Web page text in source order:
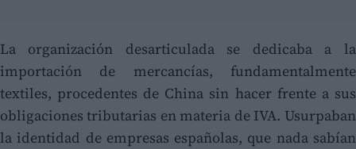
La organización desarticulada se dedicaba a la
importación de mercancías, fundamentalmente
textiles, procedentes de China sin hacer frente a sus
obligaciones tributarias en materia de IVA. Usurpaban
la identidad de empresas españolas, que nada sabían